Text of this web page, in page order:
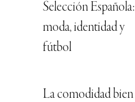
Selección Española:
moda, identidad y
fútbol
La comodidad bien